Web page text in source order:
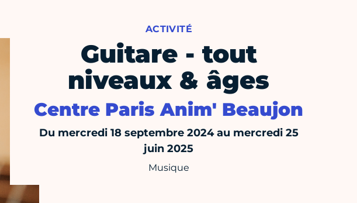
ACTIVITÉ
Guitare - tout
niveaux & âges
Centre Paris Anim' Beaujon
Du mercredi 18 septembre 2024 au mercredi 25
juin 2025
Musique